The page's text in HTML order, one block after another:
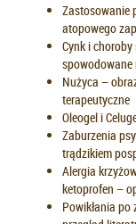
Zastosowanie
atopowego
Cynk i choroby
Nużyca –
terapeutyczne
Oleogel i
Zaburzenia
trądzikiem
Alergia
ketoprofen –
Powikłania